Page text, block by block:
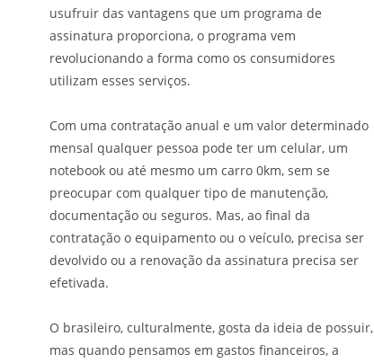
usufruir das vantagens que um programa de
assinatura proporciona, o programa vem
revolucionando a forma como os consumidores
utilizam esses serviços.
Com uma contratação anual e um valor determinado
mensal qualquer pessoa pode ter um celular, um
notebook ou até mesmo um carro 0km, sem se
preocupar com qualquer tipo de manutenção,
documentação ou seguros. Mas, ao final da
contratação o equipamento ou o veículo, precisa ser
devolvido ou a renovação da assinatura precisa ser
efetivada.
O brasileiro, culturalmente, gosta da ideia de possuir,
mas quando pensamos em gastos financeiros, a